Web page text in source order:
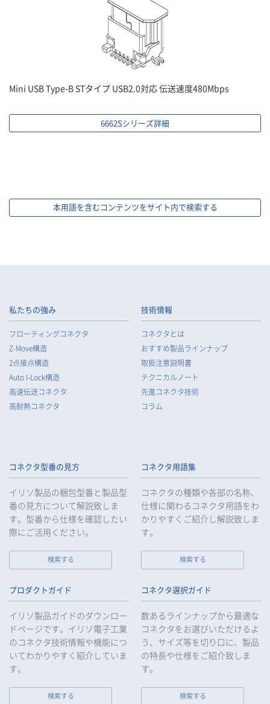
Mini USB Type-B STタイプ USB2.0対応 伝送速度480Mbps
6662Sシリーズ詳細
本用語を含むコンテンツをサイト内で検索する
私たちの強み
フローティングコネクタ
Z-Move構造
2点接点構造
Auto I-Lock構造
高速伝送コネクタ
高耐熱コネクタ
技術情報
コネクタとは
おすすめ製品ラインナップ
取扱注意説明書
テクニカルノート
先進コネクタ技術
コラム
コネクタ型番の見方
イリソ製品の梱包型番と製品型
番の見方について解説致しま
す。型番から仕様を確認したい
際にご活用ください。
検索する
コネクタ用語集
コネクタの種類や各部の名称、
仕様に関わるコネクタ用語をわ
かりやすくご紹介し解説致しま
す。
検索する
プロダクトガイド
イリソ製品ガイドのダウンロー
ドページです。イリソ電子工業
のコネクタ技術情報や機能につ
いてわかりやすく紹介していま
す。
検索する
コネクタ選択ガイド
数あるラインナップから最適な
コネクタをお選びいただけるよ
う、サイズ等を切り口に、製品
の特長や仕様をご紹介致しま
す。
検索する